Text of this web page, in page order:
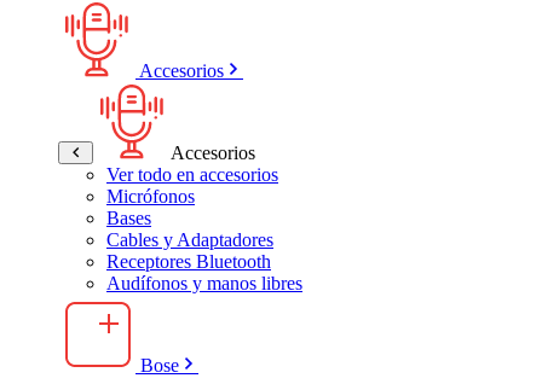
Accesorios
Accesorios
Ver todo en accesorios
Micrófonos
Bases
Cables y Adaptadores
Receptores Bluetooth
Audífonos y manos libres
Bose